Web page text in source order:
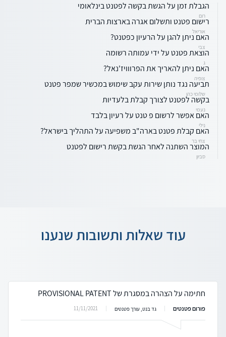
הגבלת זמן על הגשת בקשה לפטנט בינלאומי
רום
רישום פטנט ותשלום אגרה בארצות הברית
אוריאל
האם ניתן להגן על הרעיון כפטנט?
צבי
הוצאת פטנט על ידי עמותה רשומה
ג
האם ניתן להאריך את הפרווויז'נאל?
צופיה
תביעה נגד נותן שירות עקב שימוש במכשיר שמפר פטנט
שלומי כהן
בקשה לפטנט לצורך קבלת בלעדיות
נעמי
האם אפשר לרשום פ טנט על רעיון בלבד
נילי
האם קבלת פטנט בארה"ב משפיעה על התהליך בישראל?
צחי בר
המוצר השתנה לאחר הגשת בקשת רישום לפטנט
סביון
עוד שאלות ותשובות שנענו
חתימה על הצהרה במסגרת של PROVISIONAL PATENT
פורום פטנטים גד בנט, עורך פטנטים 11/11/2021